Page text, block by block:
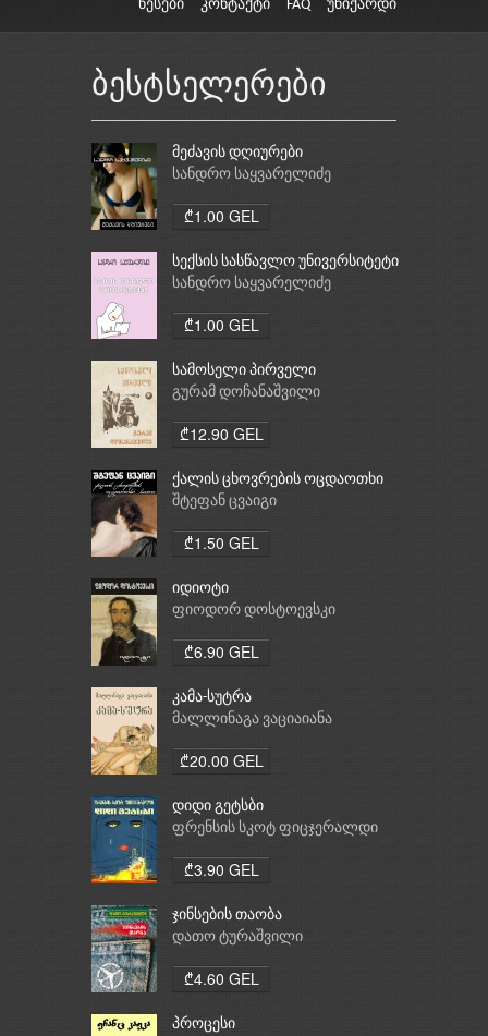
წესები კონტაქტი FAQ უნიქარდი
ბესტსელერები
მეძავის დღიურები
სანდრო საყვარელიძე
₾1.00 GEL
სექსის სასწავლო უნივერსიტეტი
სანდრო საყვარელიძე
₾1.00 GEL
სამოსელი პირველი
გურამ დოჩანაშვილი
₾12.90 GEL
ქალის ცხოვრების ოცდაოთხი
საათი
შტეფან ცვაიგი
₾1.50 GEL
იდიოტი
ფიოდორ დოსტოევსკი
₾6.90 GEL
კამა-სუტრა
მალლინაგა ვაციაიანა
₾20.00 GEL
დიდი გეტსბი
ფრენსის სკოტ ფიცჯერალდი
₾3.90 GEL
ჯინსების თაობა
დათო ტურაშვილი
₾4.60 GEL
პროცესი